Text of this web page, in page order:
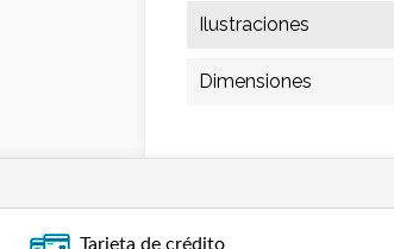
Ilustraciones
Dimensiones
Tarjeta de crédito